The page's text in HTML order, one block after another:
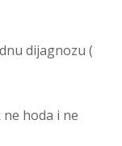
dijagnozu (
ne hoda i ne